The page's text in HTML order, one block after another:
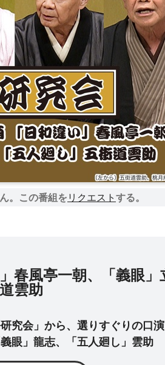
。 この番組をリクエストする。
春風亭一朝、「義眼
雲助
究会」から、選りすぐりの口演
眼」龍志、「五人廻し」雲助